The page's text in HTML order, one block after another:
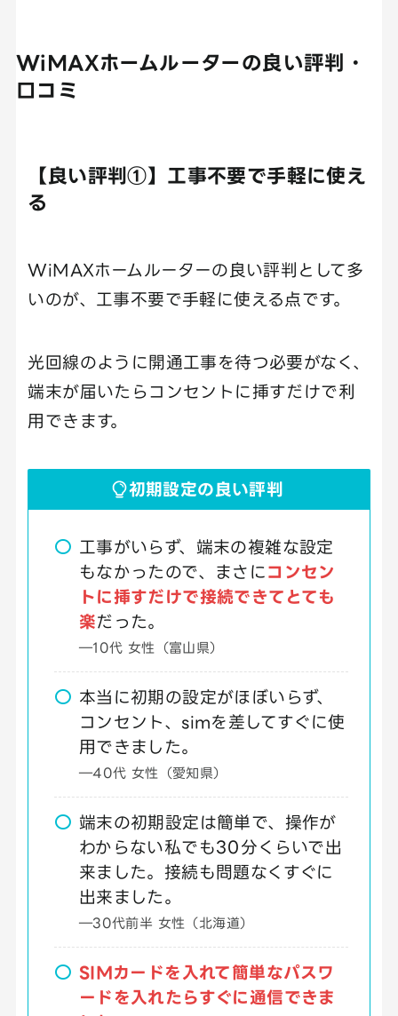
WiMAXホームルーターの良い評判・
口コミ
【良い評判①】工事不要で手軽に使え
る
WiMAXホームルーターの良い評判として多
いのが、工事不要で手軽に使える点です。
光回線のように開通工事を待つ必要がなく、
端末が届いたらコンセントに挿すだけで利
用できます。
初期設定の良い評判
工事がいらず、端末の複雑な設定
もなかったので、まさにコンセン
トに挿すだけで接続できてとても
楽だった。
―10代 女性（富山県）
本当に初期の設定がほぼいらず、
コンセント、simを差してすぐに使
用できました。
―40代 女性（愛知県）
端末の初期設定は簡単で、操作が
わからない私でも30分くらいで出
来ました。接続も問題なくすぐに
出来ました。
―30代前半 女性（北海道）
SIMカードを入れて簡単なパスワ
ードを入れたらすぐに通信できま